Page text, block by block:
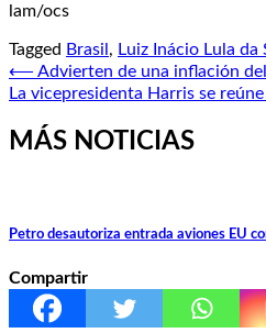
lam/ocs
Tagged Brasil , Luiz Inácio Lula da
Navegación
de
entradas
⟵ Advierten de una inflación
La vicepresidenta Harris se
MÁS NOTICIAS
Petro desautoriza entrada aviones EU
Compartir